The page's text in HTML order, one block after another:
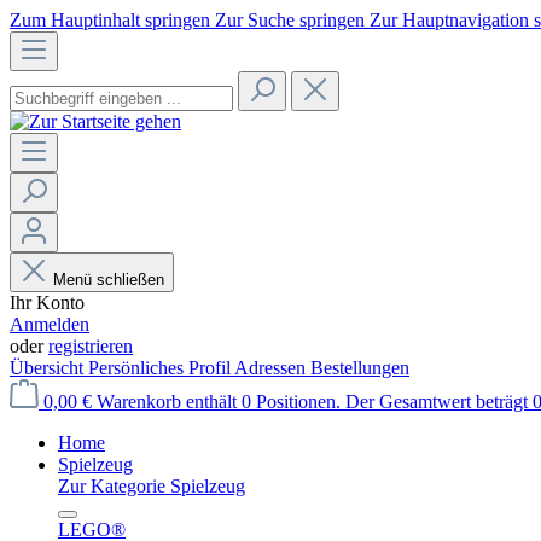
Zum Hauptinhalt springen Zur Suche springen Zur Hauptnavigation
Menü schließen
Ihr Konto
Anmelden
oderregistrieren
Übersicht Persönliches Profil Adressen Bestellungen
0,00 € Warenkorb enthält 0 Positionen. Der Gesamtwert beträgt
Home
Spielzeug
Zur Kategorie Spielzeug
LEGO®